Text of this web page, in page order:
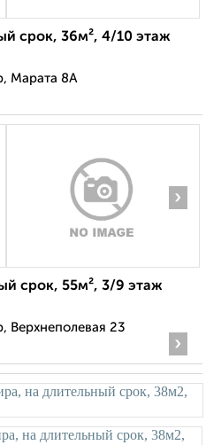
срок, 36м², 4/10 этаж
Марата 8А
›
срок, 55м², 3/9 этаж
Верхнеполевая 23
›